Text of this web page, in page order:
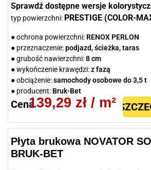
Sprawdź dostępne wersje
typ powierzchni: PRESTIGE (COLOR-
● ochrona powierzchni: RENOX PERLON
● przeznaczenie:podjazd, ścieżka, taras
● grubość nawierzchni:8 cm
● wykończenie krawędzi:z fazą
● obciążenie:samochody osobowe do 3,5 t
● producent: Bruk-Bet
Cena139,29 zł / m²
Płyta brukowa NOVATOR
BRUK-BET